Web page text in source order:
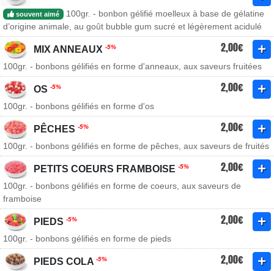
souvent aimé
100gr. - bonbon gélifié moelleux à base de gélatine
d’origine animale, au goût bubble gum sucré et légèrement acidulé
MIX ANNEAUX -5% 2,00€
100gr. - bonbons gélifiés en forme d'anneaux, aux saveurs fruitées
OS -5% 2,00€
100gr. - bonbons gélifiés en forme d'os
PÊCHES -5% 2,00€
100gr. - bonbons gélifiés en forme de pêches, aux saveurs de fruités
PETITS COEURS FRAMBOISE -5% 2,00€
100gr. - bonbons gélifiés en forme de coeurs, aux saveurs de
framboise
PIEDS -5% 2,00€
100gr. - bonbons gélifiés en forme de pieds
PIEDS COLA -5% 2,00€